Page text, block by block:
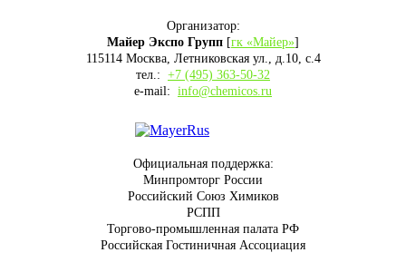
Организатор:
Майер Экспо Групп [гк «Майер»]
115114 Москва, Летниковская ул., д.10, с.4
тел.: +7 (495) 363-50-32
e-mail: info@chemicos.ru
Официальная поддержка:
Минпромторг России
Российский Союз Химиков
РСПП
Торгово-промышленная палата РФ
Российская Гостиничная Ассоциация